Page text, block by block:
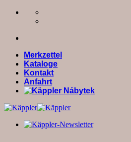
Zum
Merkzettel
Kataloge
Kontakt
Anfahrt